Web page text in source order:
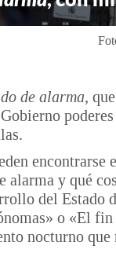
de alarma,
encontrarse
alarma y qué
del Estado
o «El
nocturno que